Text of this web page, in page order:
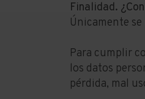
Finalidad.
Únicamente
Para cumplir
los datos
pérdida, mal